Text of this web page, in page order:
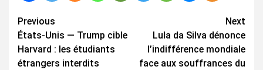
Continue
Reading
Previous
États-Unis — Trump cible
Harvard : les étudiants
étrangers interdits
Next
Lula da Silva dénonce
l’indifférence mondiale
face aux souffrances du